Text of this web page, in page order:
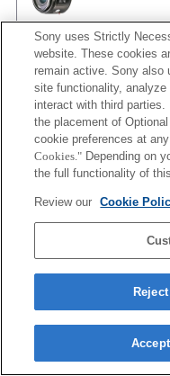
AF 35/1.4 G
AF 35/1.4 G
AF 35/2
AF 35/2 NEW
Sony uses Strictly
website. These cookies
remain active. Sony also
site functionality,
interact with third
the placement of
cookie preferences at
Cookies." Depending on
the full functionality of
Review our Cookie